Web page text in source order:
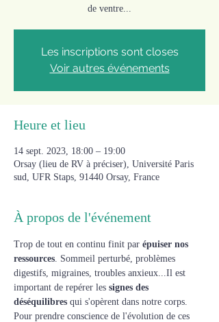
de ventre...
Les inscriptions sont closes
Voir autres événements
Heure et lieu
14 sept. 2023, 18:00 – 19:00
Orsay (lieu de RV à préciser), Université Paris
sud, UFR Staps, 91440 Orsay, France
À propos de l'événement
Trop de tout en continu finit par épuiser nos
ressources. Sommeil perturbé, problèmes
digestifs, migraines, troubles anxieux...Il est
important de repérer les signes des
déséquilibres qui s'opèrent dans notre corps.
Pour prendre conscience de l'évolution de ces